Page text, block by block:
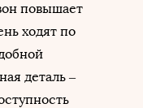
повышает
ходят по
деталь –